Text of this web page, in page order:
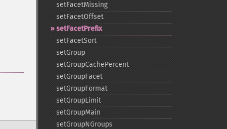
setFacetMissing
setFacetOffset
setFacetPrefix
setFacetSort
setGroup
setGroupCachePercent
setGroupFacet
setGroupFormat
setGroupLimit
setGroupMain
setGroupNGroups